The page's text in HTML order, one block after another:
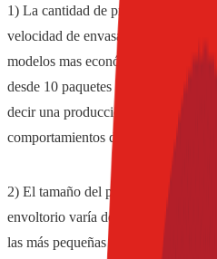
1) La cantidad de producción a
velocidad de envasado. Puede ser
modelos mas económicos, hasta
desde 10 paquetes por minuto a
decir una producción de 7200 por
comportamientos de los productos.
2) El tamaño del producto a
envoltorio varía de acuerdo al
las más pequeñas pueden